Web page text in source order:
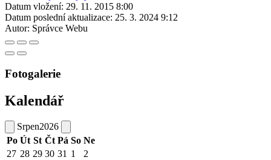
Datum vložení: 29. 11. 2015 8:00
Datum poslední aktualizace: 25. 3. 2024 9:12
Autor: Správce Webu
Fotogalerie
Kalendář
Srpen2026
Po Út St Čt Pá So Ne
27 28 29 30 31 1
2